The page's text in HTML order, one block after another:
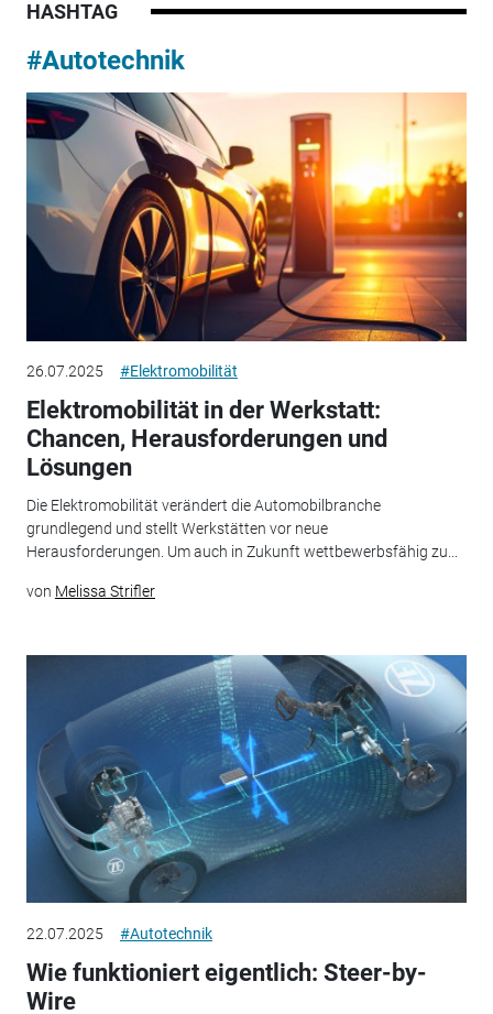
HASHTAG
#Autotechnik
26.07.2025 #Elektromobilität
Elektromobilität in der Werkstatt:
Chancen, Herausforderungen und
Lösungen
Die Elektromobilität verändert die Automobilbranche
grundlegend und stellt Werkstätten vor neue
Herausforderungen. Um auch in Zukunft wettbewerbsfähig zu...
von Melissa Strifler
22.07.2025 #Autotechnik
Wie funktioniert eigentlich: Steer-by-
Wire